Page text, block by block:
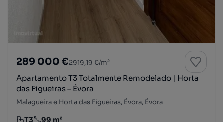
289 000 €2919,19 €/m²
Apartamento T3 Totalmente Remodelado | Horta
das Figueiras – Évora
Malagueira e Horta das Figueiras, Évora, Évora
T3 99 m²